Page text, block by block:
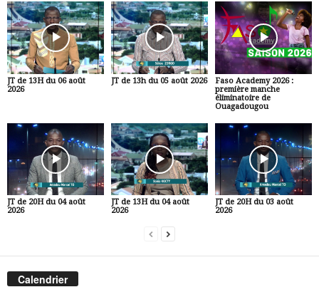
JT de 13H du 06 août
2026
JT de 13h du 05 août 2026
Faso Academy 2026 :
première manche
éliminatoire de
Ouagadougou
JT de 20H du 04 août
2026
JT de 13H du 04 août
2026
JT de 20H du 03 août
2026
Calendrier